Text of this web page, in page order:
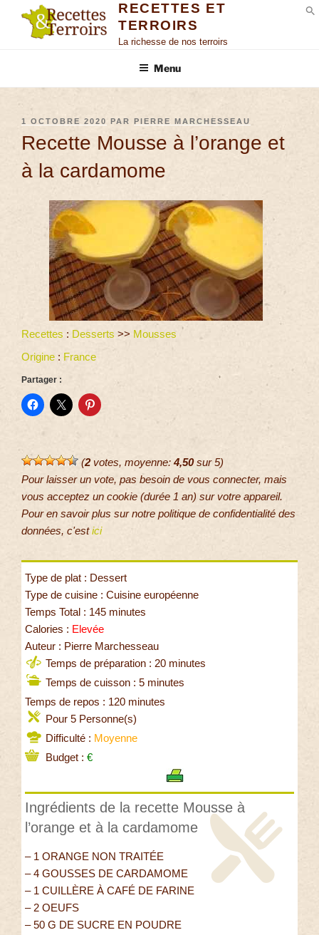
RECETTES ET
TERROIRS
La richesse de nos terroirs
Menu
1 OCTOBRE 2020 PAR PIERRE MARCHESSEAU
Recette Mousse à l’orange et
à la cardamome
Recettes : Desserts >> Mousses
Origine : France
Partager :
(2votes, moyenne:4,50sur 5)
Pour laisser un vote, pas besoin de vous connecter, mais
vous acceptez un cookie (durée 1 an) sur votre appareil.
Pour en savoir plus sur notre politique de confidentialité des
données, c'estici
Type de plat : Dessert
Type de cuisine : Cuisine européenne
Temps Total : 145 minutes
Calories : Elevée
Auteur : Pierre Marchesseau
Temps de préparation : 20 minutes
Temps de cuisson : 5 minutes
Temps de repos : 120 minutes
Pour 5 Personne(s)
Difficulté : Moyenne
Budget : €
Ingrédients de la recette Mousse à
l’orange et à la cardamome
– 1 ORANGE NON TRAITÉE
– 4 GOUSSES DE CARDAMOME
– 1 CUILLÈRE À CAFÉ DE FARINE
– 2 OEUFS
– 50 G DE SUCRE EN POUDRE